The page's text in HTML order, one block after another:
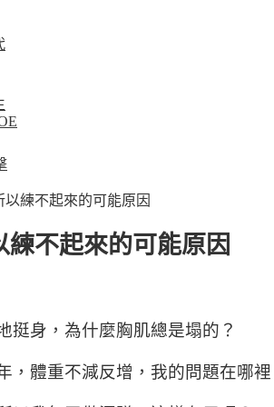
以練不起來的可能原因
練不起來的可能原因
挺身，為什麼胸肌總是塌的？
，體重不減反增，我的問題在哪